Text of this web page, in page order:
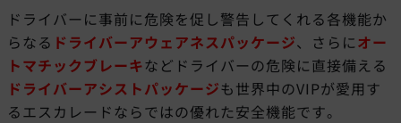
ドライバーに事前に危険を促し警告してくれる各機能か
らなる ドライバーアウェアネスパッケージ、さらにオー
トマチックブレーキなどドライバーの危険に直接備える
ドライバーアシストパッケージも世界中のVIPが愛用す
るエスカレードならではの優れた安全機能です。